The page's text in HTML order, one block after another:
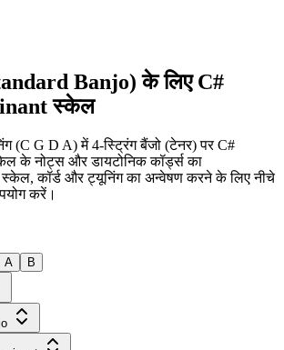
Banjo) के लिए C#
स्केल
(C G D A) में 4-स्ट्रिंग बैंजो (टेनर) पर C#
के नोट्स और डायटोनिक कॉर्ड्स का
कॉर्ड और ट्यूनिंग का अन्वेषण करने के लिए नीचे
करें।
A B